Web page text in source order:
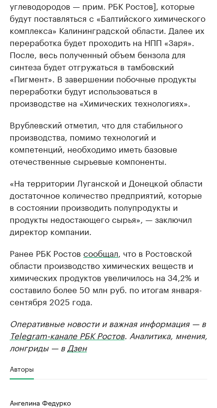
углеводородов — прим. РБК Ростов], которые
будут поставляться с «Балтийского химического
комплекса» Калининградской области. Далее их
переработка будет проходить на НПП «Заря».
После, весь полученный объем бензола для
синтеза будет отгружаться в тамбовский
«Пигмент». В завершении побочные продукты
переработки будут использоваться в
производстве на «Химических технологиях».
Врублевский отметил, что для стабильного
производства, помимо технологий и
компетенций, необходимо иметь базовые
отечественные сырьевые компоненты.
«На территории Луганской и Донецкой области
достаточное количество предприятий, которые
в состоянии производить полупродукты и
продукты недостающего сырья», — заключил
директор компании.
Ранее РБК Ростов сообщал , что в Ростовской
области производство химических веществ и
химических продуктов увеличилось на 34,2% и
составило более 50 млн руб. по итогам января-
сентября 2025 года.
Оперативные новости и важная информация — в
Telegram-канале РБК Ростов. Аналитика, мнения,
лонгриды — в Дзен
Авторы
Ангелина Федурко